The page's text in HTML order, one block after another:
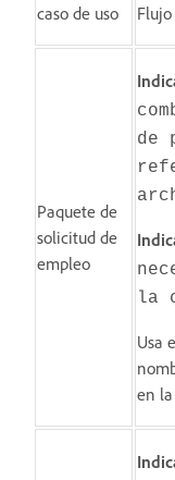
caso de uso
Paquete de
solicitud de
empleo
de
la
Usa
en